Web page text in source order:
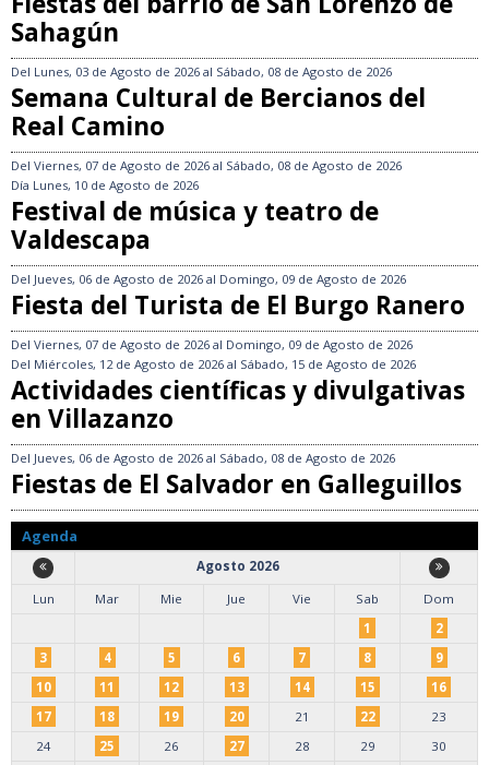
Sahagún
Del Lunes, 03 de Agosto de 2026 al Sábado, 08 de Agosto de 2026
Semana Cultural de Bercianos del
Real Camino
Del Viernes, 07 de Agosto de 2026 al Sábado, 08 de Agosto de 2026
Día Lunes, 10 de Agosto de 2026
Festival de música y teatro de
Valdescapa
Del Jueves, 06 de Agosto de 2026 al Domingo, 09 de Agosto de 2026
Fiesta del Turista de El Burgo Ranero
Del Viernes, 07 de Agosto de 2026 al Domingo, 09 de Agosto de 2026
Del Miércoles, 12 de Agosto de 2026 al Sábado, 15 de Agosto de 2026
Actividades científicas y divulgativas
en Villazanzo
Del Jueves, 06 de Agosto de 2026 al Sábado, 08 de Agosto de 2026
Fiestas de El Salvador en Galleguillos
Agenda
Agosto 2026
Lun
Mar Mie Jue Vie Sab
Dom
1
2
3
4 5 6 7 8
9
10
11 12 13 14 15
16
17
18 19 20 21 22
23
24
25 26 27 28 29
30